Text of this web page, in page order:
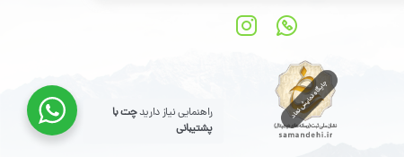
راهنمایی نیاز داریدچت با
پشتیبانی